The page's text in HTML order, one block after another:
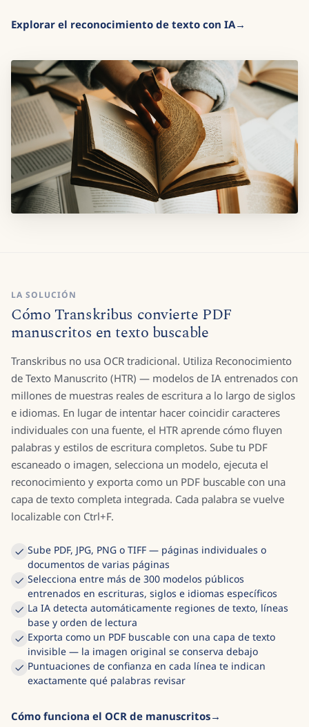
Explorar el reconocimiento de texto con IA
LA SOLUCIÓN
Cómo Transkribus convierte PDF
manuscritos en texto buscable
Transkribus no usa OCR tradicional. Utiliza Reconocimiento
de Texto Manuscrito (HTR) — modelos de IA entrenados con
millones de muestras reales de escritura a lo largo de siglos
e idiomas. En lugar de intentar hacer coincidir caracteres
individuales con una fuente, el HTR aprende cómo fluyen
palabras y estilos de escritura completos. Sube tu PDF
escaneado o imagen, selecciona un modelo, ejecuta el
reconocimiento y exporta como un PDF buscable con una
capa de texto completa integrada. Cada palabra se vuelve
localizable con Ctrl+F.
Sube PDF, JPG, PNG o TIFF — páginas individuales o
documentos de varias páginas
Selecciona entre más de 300 modelos públicos
entrenados en escrituras, siglos e idiomas específicos
La IA detecta automáticamente regiones de texto, líneas
base y orden de lectura
Exporta como un PDF buscable con una capa de texto
invisible — la imagen original se conserva debajo
Puntuaciones de confianza en cada línea te indican
exactamente qué palabras revisar
Cómo funciona el OCR de manuscritos